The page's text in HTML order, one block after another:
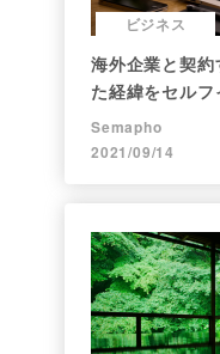
ビジネス
海外企業と契
た経緯をセルフ
Semapho
2021/09/14